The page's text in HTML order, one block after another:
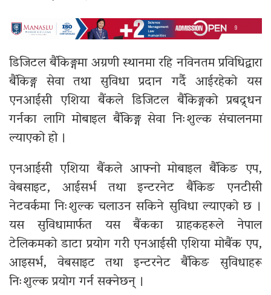
डिजिटल बैंकिङ्गमा अग्रणी स्थानमा रहि नविनतम प्रविधिद्वारा
बैंकिङ्ग सेवा तथा सुविधा प्रदान गर्दै आईरहेको यस
एनआईसी एशिया बैंकले डिजिटल बैंकिङ्गको प्रबद्र्धन
गर्नका लागि मोबाइल बैंकिङ्ग सेवा निःशुल्क संचालनमा
ल्याएको हो ।
एनआईसी एशिया बैंकले आफ्नो मोबाइल बैंकिङ एप,
वेबसाइट, आईसर्भ तथा इन्टरनेट बैंकिङ एनटीसी
नेटवर्कमा निःशुल्क चलाउन सकिने सुविधा ल्याएको छ ।
यस सुविधामार्फत यस बैंकका ग्राहकहरूले नेपाल
टेलिकमको डाटा प्रयोग गरी एनआईसी एशिया मोबैंक एप,
आइसर्भ, वेबसाइट तथा इन्टरनेट बैंकिङ सुविधाहरू
निःशुल्क प्रयोग गर्न सक्नेछन् ।